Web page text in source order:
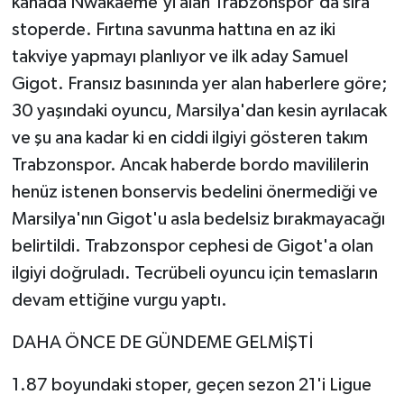
stoperde. Fırtına savunma hattına en az iki
takviye yapmayı planlıyor ve ilk aday Samuel
Gigot. Fransız basınında yer alan haberlere göre;
30 yaşındaki oyuncu, Marsilya'dan kesin ayrılacak
ve şu ana kadar ki en ciddi ilgiyi gösteren takım
Trabzonspor. Ancak haberde bordo mavililerin
henüz istenen bonservis bedelini önermediği ve
Marsilya'nın Gigot'u asla bedelsiz bırakmayacağı
belirtildi. Trabzonspor cephesi de Gigot'a olan
ilgiyi doğruladı. Tecrübeli oyuncu için temasların
devam ettiğine vurgu yaptı.
DAHA ÖNCE DE GÜNDEME GELMİŞTİ
1.87 boyundaki stoper, geçen sezon 21'i Ligue